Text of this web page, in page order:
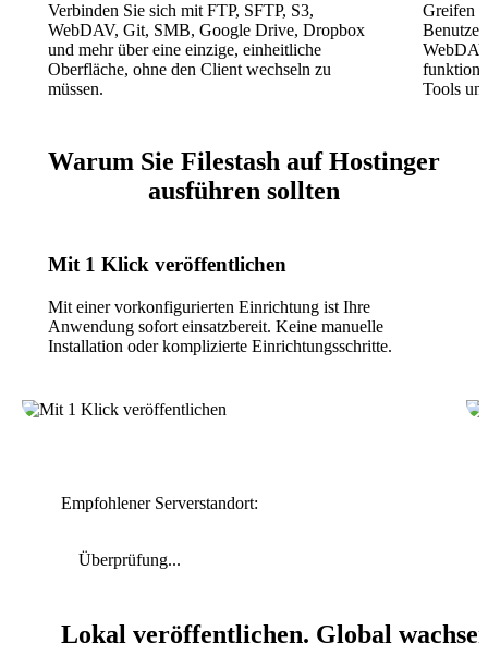
Verbinden Sie sich mit FTP, SFTP, S3,
WebDAV, Git, SMB, Google Drive, Dropbox
und mehr über eine einzige, einheitliche
Oberfläche, ohne den Client wechseln zu
müssen.
Greifen
Tools
Warum Sie Filestash auf Hostinger
ausführen sollten
Mit 1 Klick veröffentlichen
Mit einer vorkonfigurierten Einrichtung ist Ihre
Anwendung sofort einsatzbereit. Keine manuelle
Installation oder komplizierte Einrichtungsschritte.
Empfohlener Serverstandort:
Überprüfung...
Lokal veröffentlichen. Global